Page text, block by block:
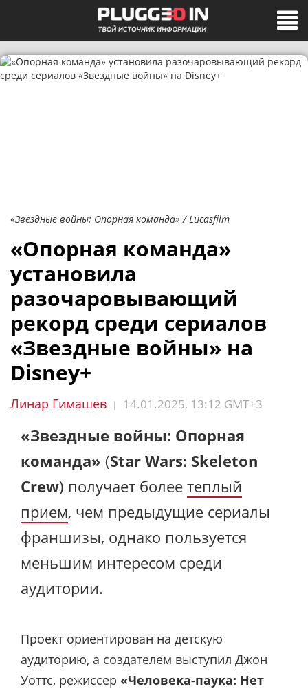
«Звездные войны: Опорная команда» / Lucasfilm
«Опорная команда»
установила
разочаровывающий
рекорд среди сериалов
«Звездные войны» на
Disney+
Линар Гимашев | 14.01.2025, 13:12 GMT+3
«Звездные войны: Опорная
команда» (Star Wars: Skeleton
Crew) получает более теплый
прием, чем предыдущие сериалы
франшизы, однако пользуется
меньшим интересом среди
аудитории.
Проект ориентирован на детскую
аудиторию, а создателем выступил Джон
Уоттс, режиссер «Человека-паука: Нет